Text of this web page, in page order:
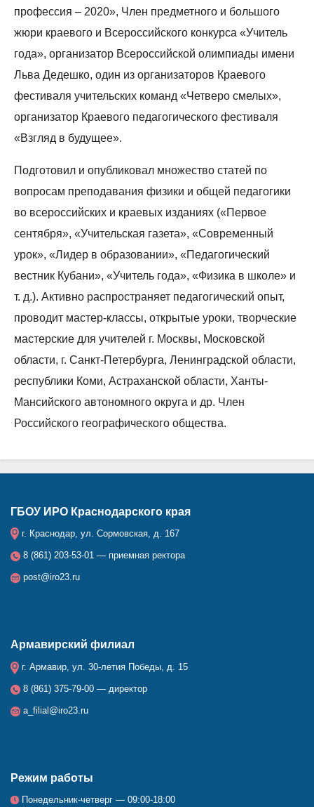
профессия – 2020», Член предметного и большого
жюри краевого и Всероссийского конкурса «Учитель
года», организатор Всероссийской олимпиады имени
Льва Дедешко, один из организаторов Краевого
фестиваля учительских команд «Четверо смелых»,
организатор Краевого педагогического фестиваля
«Взгляд в будущее».
Подготовил и опубликовал множество статей по
вопросам преподавания физики и общей педагогики
во всероссийских и краевых изданиях («Первое
сентября», «Учительская газета», «Современный
урок», «Лидер в образовании», «Педагогический
вестник Кубани», «Учитель года», «Физика в школе» и
т. д.). Активно распространяет педагогический опыт,
проводит мастер-классы, открытые уроки, творческие
мастерские для учителей г. Москвы, Московской
области, г. Санкт-Петербурга, Ленинградской области,
республики Коми, Астраханской области, Ханты-
Мансийского автономного округа и др. Член
Российского географического общества.
ГБОУ ИРО Краснодарского края
г. Краснодар, ул. Сормовская, д. 167
8 (861) 203-53-01 — приемная ректора
post@iro23.ru
Армавирский филиал
г. Армавир, ул. 30-летия Победы, д. 15
8 (861) 375-79-00 — директор
a_filial@iro23.ru
Режим работы
Понедельник-четверг — 09:00-18:00